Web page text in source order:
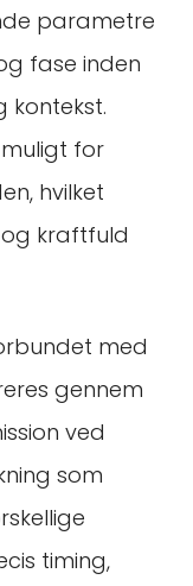
parametre
fase inden
kontekst.
for
hvilket
og kraftfuld
med
gennem
ved
som
timing,